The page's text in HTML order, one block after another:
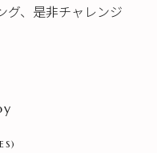
グ、是非チャレンジ